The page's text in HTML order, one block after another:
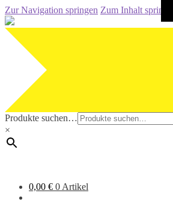
Zur Navigation springen Zum Inhalt springen
Produkte suchen…
×
0,00 € 0 Artikel